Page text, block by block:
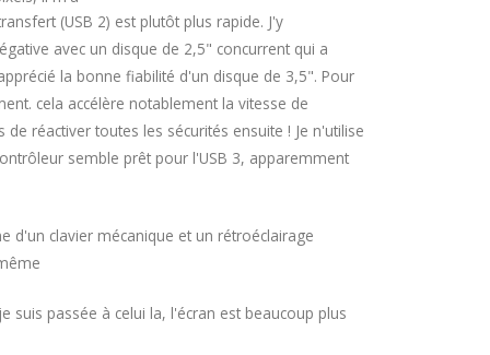
(USB 2) est plutôt plus rapide. J'y
avec un disque de 2,5" concurrent qui a
la bonne fiabilité d'un disque de 3,5". Pour
cela accélère notablement la vitesse de
réactiver toutes les sécurités ensuite ! Je n'utilise
semble prêt pour l'USB 3, apparemment
d'un clavier mécanique et un rétroéclairage
suis passée à celui la, l'écran est beaucoup plus